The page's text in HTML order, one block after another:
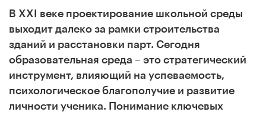
В XXI веке проектирование школьной среды
выходит далеко за рамки строительства
зданий и расстановки парт. Сегодня
образовательная среда – это стратегический
инструмент, влияющий на успеваемость,
психологическое благополучие и развитие
личности ученика. Понимание ключевых